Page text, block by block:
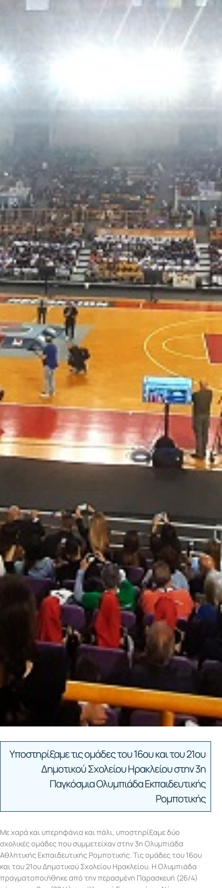
Υποστηρίξαμε τις ομάδες του 16ου και του 21ου
Δημοτικού Σχολείου Ηρακλείου στην 3η
Παγκόσμια Ολυμπιάδα Εκπαιδευτικής
Ρομποτικής
Με χαρά και υπερηφάνια και πάλι, υποστηρίξαμε δύο
σχολικές ομάδες που συμμετείχαν στην 3η Ολυμπιάδα
Αθλητικής Εκπαιδευτικής Ρομποτικής. Τις ομάδες του 16ου
και του 21ου Δημοτικού Σχολείου Ηρακλείου. Η Ολυμπιάδα
πραγματοποιήθηκε από την περασμένη Παρασκευή (26/4)